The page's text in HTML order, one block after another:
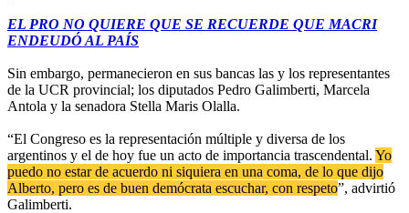
EL PRO NO QUIERE QUE SE RECUERDE QUE MACRI
ENDEUDÓ AL PAÍS
Sin embargo, permanecieron en sus bancas las y los representantes
de la UCR provincial; los diputados Pedro Galimberti, Marcela
Antola y la senadora Stella Maris Olalla.
“El Congreso es la representación múltiple y diversa de los
argentinos y el de hoy fue un acto de importancia trascendental. Yo
puedo no estar de acuerdo ni siquiera en una coma, de lo que dijo
Alberto, pero es de buen demócrata escuchar, con respeto”, advirtió
Galimberti.